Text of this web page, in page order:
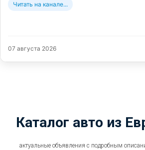
Читать на канале...
07 августа 2026
Каталог авто из
актуальные объявления с подробным